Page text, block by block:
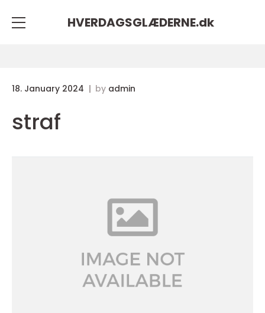
HVERDAGSGLÆDERNE.dk
18. January 2024 by admin
straf